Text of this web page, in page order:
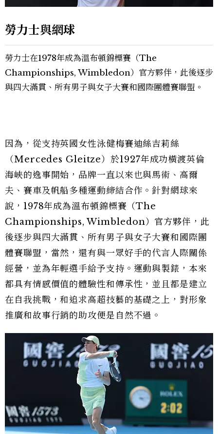
勞力士與網球
勞力士在1978年成為溫布頓錦標賽（The
Championships, Wimbledon）官方夥伴，此後逐步
與四大滿貫、所有男子與女子大賽和國際團體賽聯盟。
因為，從支持英國女性泳健梅賽迪絲吉莉絲
（Mercedes Gleitze）於1927年成功橫渡英倫
海峽的逸事開始，品牌一直以來也與馬術、高爾
夫、賽車及帆船多種運動締結合作。針對網球來
說，1978年成為溫布頓錦標賽（The
Championships, Wimbledon）官方夥伴，此
後逐步與四大滿貫、所有男子與女子大賽和國際團
體賽聯盟，當然，還有與一眾好手的代言人際關係
經營，並為年輕選手給予支持。運動與製錶，本來
都具有情感價值的體驗性和傳承性，並且都是建立
在自我挑戰，和追求高超技藝的基礎之上，對形象
推廣和故事行銷的助攻便是自然不過。